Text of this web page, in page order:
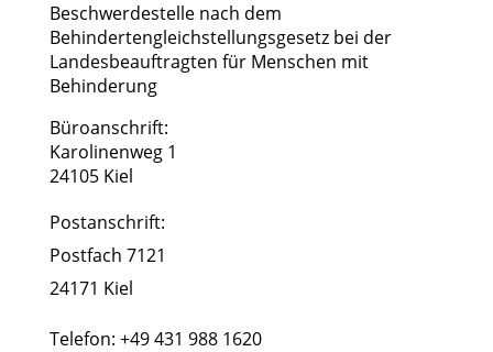
Beschwerdestelle nach dem
Behindertengleichstellungsgesetz bei der
Landesbeauftragten für Menschen mit
Behinderung
Büroanschrift:
Karolinenweg 1
24105 Kiel
Postanschrift:
Postfach 7121
24171 Kiel
Telefon: +49 431 988 1620